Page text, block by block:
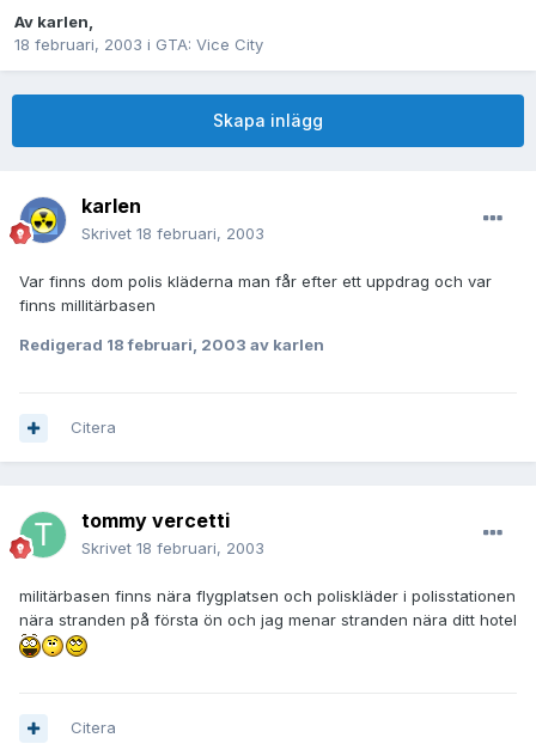
Av karlen,
18 februari, 2003 i GTA: Vice City
Skapa inlägg
karlen
Skrivet 18 februari, 2003
Var finns dom polis kläderna man får efter ett uppdrag och var
finns millitärbasen
Redigerad 18 februari, 2003 av karlen
Citera
tommy vercetti
Skrivet 18 februari, 2003
militärbasen finns nära flygplatsen och poliskläder i polisstationen
nära stranden på första ön och jag menar stranden nära ditt hotel
Citera